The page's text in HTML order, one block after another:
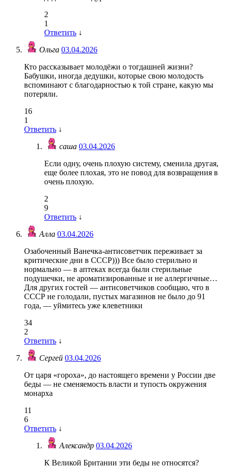
2
1
Ответить ↓
Ольга 03.04.2026
Кто рассказывает молодёжи о тогдашней жизни?
Бабушки, иногда дедушки, которые свою молодость
вспоминают с благодарностью к той стране, какую мы
потеряли.
16
1
Ответить ↓
саша 03.04.2026
Если одну, очень плохую систему, сменила другая,
еще более плохая, это не повод для возвращения в
очень плохую.
2
9
Ответить ↓
Алла 03.04.2026
Озабоченный Ванечка-антисоветчик переживает за
критические дни в СССР))) Все было стерильно и
нормально — в аптеках всегда были стерильные
подушечки, не ароматизированные и не аллергичные…
Для других гостей — антисоветчиков сообщаю, что в
СССР не голодали, пустых магазинов не было до 91
года, — уймитесь уже клеветники
34
2
Ответить ↓
Сергей 03.04.2026
От царя «гороха», до настоящего времени у России две
беды — не сменяемость власти и тупость окружения
монарха
11
6
Ответить ↓
Александр 03.04.2026
К Великой Британии эти беды не относятся?